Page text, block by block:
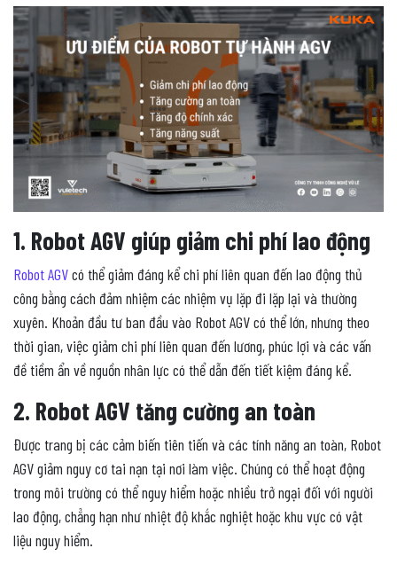
1. Robot AGV giúp giảm chi phí lao động
Robot AGVcó thể giảm đáng kể chi phí liên quan đến lao động thủ
công bằng cách đảm nhiệm các nhiệm vụ lặp đi lặp lại và thường
xuyên. Khoản đầu tư ban đầu vào Robot AGV có thể lớn, nhưng theo
thời gian, việc giảm chi phí liên quan đến lương, phúc lợi và các vấn
đề tiềm ẩn về nguồn nhân lực có thể dẫn đến tiết kiệm đáng kể.
2. Robot AGV tăng cường an toàn
Được trang bị các cảm biến tiên tiến và các tính năng an toàn, Robot
AGV giảm nguy cơ tai nạn tại nơi làm việc. Chúng có thể hoạt động
trong môi trường có thể nguy hiểm hoặc nhiều trở ngại đối với người
lao động, chẳng hạn như nhiệt độ khắc nghiệt hoặc khu vực có vật
liệu nguy hiểm.